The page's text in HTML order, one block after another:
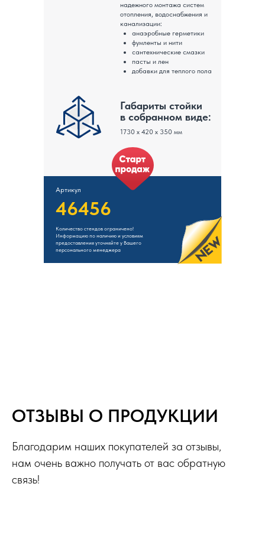
надежного монтажа систем
отопления, водоснабжения и
канализации:
анаэробные герметики
фумленты и нити
сантехнические смазки
пасты и лен
добавки для теплого пола
Габариты стойки
в собранном виде:
1730 х 420 х 350 мм
Количество стендов ограничено!
Информацию по наличию и условиям
предоставления уточняйте у Вашего
персонального менеджера
Артикул
46456
ОТЗЫВЫ О ПРОДУКЦИИ
Благодарим наших покупателей за отзывы,
нам очень важно получать от вас обратную
связь!